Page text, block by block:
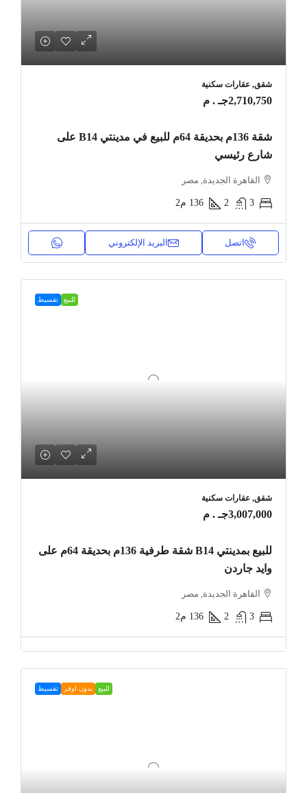
شقق, عقارات سكنية
2,710,750جـ . م
شقة 136م بحديقة 64م للبيع في مدينتي B14 على
شارع رئيسي
القاهرة الجديدة, مصر
3
2
136 م2
اتصل البريد الإلكتروني
للبيع تقسيط
شقق, عقارات سكنية
3,007,000جـ . م
للبيع بمدينتي B14 شقة طرفية 136م بحديقة 64م على
وايد جاردن
القاهرة الجديدة, مصر
3
2
136 م2
للبيع بدون اوفر تقسيط